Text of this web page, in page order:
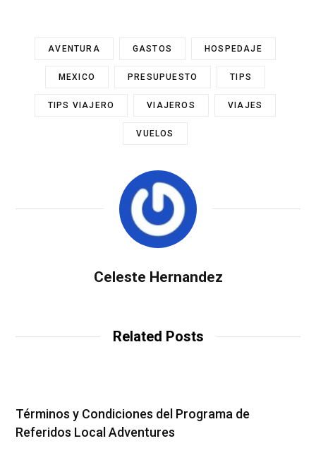
AVENTURA GASTOS HOSPEDAJE
MEXICO PRESUPUESTO TIPS
TIPS VIAJERO VIAJEROS VIAJES
VUELOS
Celeste Hernandez
Related Posts
Términos y Condiciones del Programa de
Referidos Local Adventures